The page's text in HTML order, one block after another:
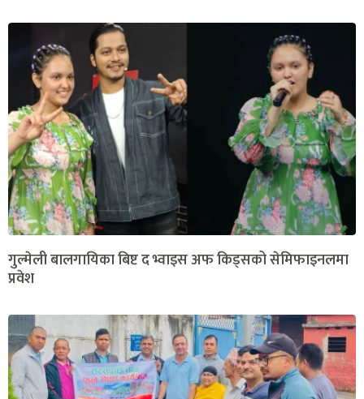
गुल्मेली बालगायिका बिष्ट द भ्वाइस अफ किड्सको सेमिफाइनलमा
प्रवेश